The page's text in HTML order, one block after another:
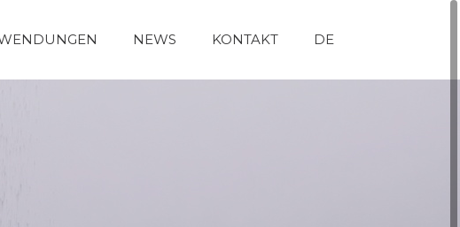
NEWS KONTAKT DE